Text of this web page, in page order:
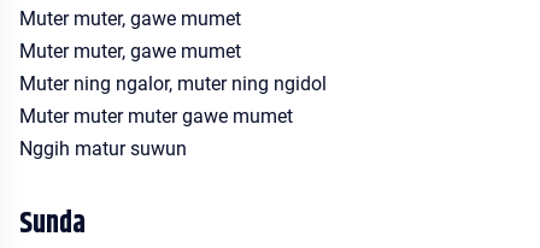
Muter muter, gawe mumet
Muter muter, gawe mumet
Muter ning ngalor, muter ning ngidol
Muter muter muter gawe mumet
Nggih matur suwun
Sunda